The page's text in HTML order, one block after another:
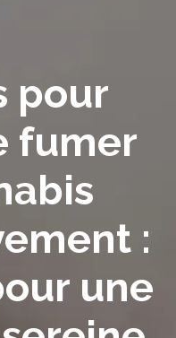
pour
fumer
:
une